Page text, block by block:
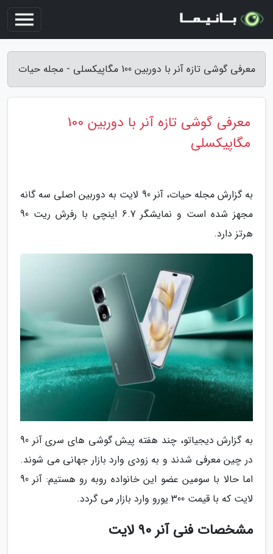
معرفی گوشی تازه آنر با دوربین 100 مگاپیکسلی - مجله حیات
معرفی گوشی تازه آنر با دوربین 100
مگاپیکسلی
به گزارش مجله حیات، آنر 90 لایت به دوربین اصلی سه گانه
مجهز شده است و نمایشگر 6.7 اینچی با رفرش ریت 90
هرتز دارد.
به گزارش دیجیاتو، چند هفته پیش گوشی های سری آنر 90
در چین معرفی شدند و به زودی وارد بازار جهانی می شوند.
اما حالا با سومین عضو این خانواده روبه رو هستیم: آنر 90
لایت که با قیمت 300 یورو وارد بازار می گردد.
مشخصات فنی آنر 90 لایت